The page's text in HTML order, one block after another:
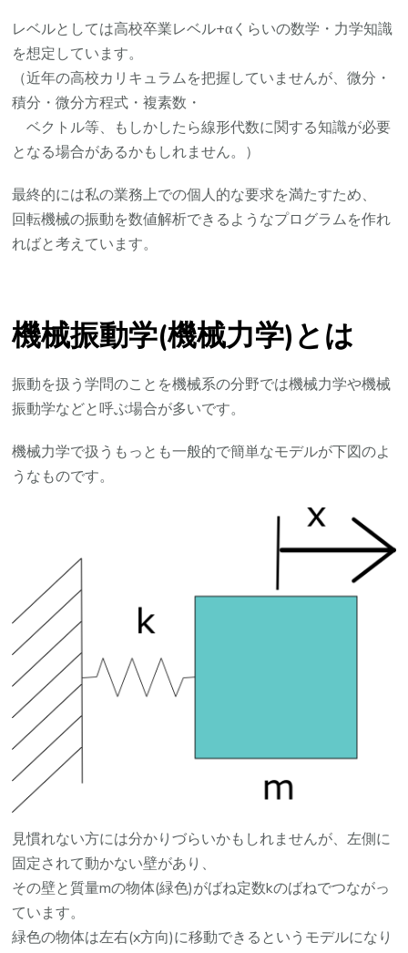
レベルとしては高校卒業レベル+αくらいの数学・力学知識
を想定しています。
（近年の高校カリキュラムを把握していませんが、微分・
積分・微分方程式・複素数・
ベクトル等、もしかしたら線形代数に関する知識が必要
となる場合があるかもしれません。）
最終的には私の業務上での個人的な要求を満たすため、
回転機械の振動を数値解析できるようなプログラムを作れ
ればと考えています。
機械振動学(機械力学)とは
振動を扱う学問のことを機械系の分野では機械力学や機械
振動学などと呼ぶ場合が多いです。
機械力学で扱うもっとも一般的で簡単なモデルが下図のよ
うなものです。
見慣れない方には分かりづらいかもしれませんが、左側に
固定されて動かない壁があり、
その壁と質量mの物体(緑色)がばね定数kのばねでつながっ
ています。
緑色の物体は左右(x方向)に移動できるというモデルになり